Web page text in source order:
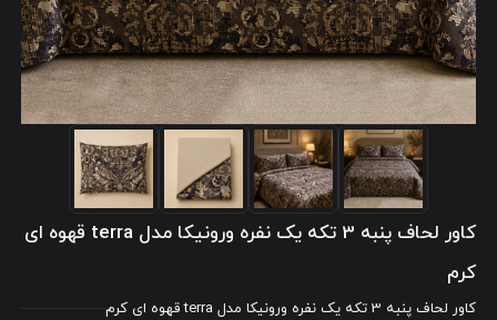
کاور لحاف پنبه 3 تکه یک نفره ورونیکا مدل terra قهوه ای
کرم
کاور لحاف پنبه 3 تکه یک نفره ورونیکا مدل terra قهوه ای کرم